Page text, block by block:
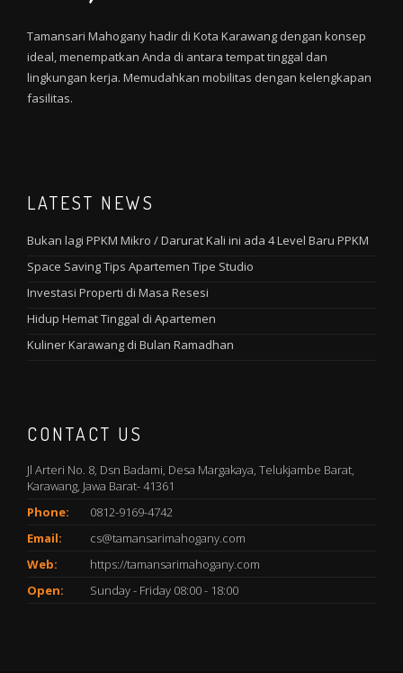
Tamansari Mahogany hadir di Kota Karawang dengan konsep
ideal, menempatkan Anda di antara tempat tinggal dan
lingkungan kerja. Memudahkan mobilitas dengan kelengkapan
fasilitas.
LATEST NEWS
Bukan lagi PPKM Mikro / Darurat Kali ini ada 4 Level Baru PPKM
Space Saving Tips Apartemen Tipe Studio
Investasi Properti di Masa Resesi
Hidup Hemat Tinggal di Apartemen
Kuliner Karawang di Bulan Ramadhan
CONTACT US
Jl Arteri No. 8, Dsn Badami, Desa Margakaya, Telukjambe Barat,
Karawang, Jawa Barat- 41361
Phone:
0812-9169-4742
Email:
cs@tamansarimahogany.com
Web:
https://tamansarimahogany.com
Open:
Sunday - Friday 08:00 - 18:00